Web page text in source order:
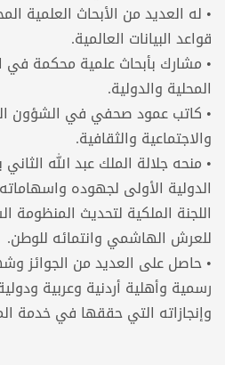
• له العديد من الأبحاث العلمية
قواعد البيانات العالمية.
• مشارك بأبحاث علمية محكمة في
المحلية والدولية.
• كاتب عمود صحفي في الشؤون
والاجتماعية والثقافية.
• منحه جلالة الملك عبد الله
الدولية الأولى لجهوده
اللجنة الملكية لتحديث المنظومة
للعرش الهاشمي وانتمائه للوطن.
• حاصل على العديد من الجوائز
رسمية وأهلية أردنية وعربية
وإنجازاته التي حققها في خدمة